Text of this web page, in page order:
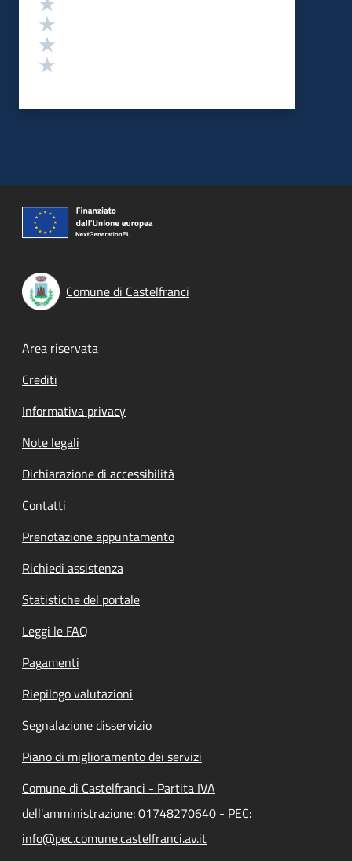
Comune di Castelfranci
Footer menu
Area riservata
Crediti
Informativa privacy
Note legali
Dichiarazione di accessibilità
Contatti
Prenotazione appuntamento
Richiedi assistenza
Statistiche del portale
Leggi le FAQ
Pagamenti
Riepilogo valutazioni
Segnalazione disservizio
Piano di miglioramento dei servizi
Comune di Castelfranci - Partita IVA
dell'amministrazione: 01748270640 - PEC:
info@pec.comune.castelfranci.av.it